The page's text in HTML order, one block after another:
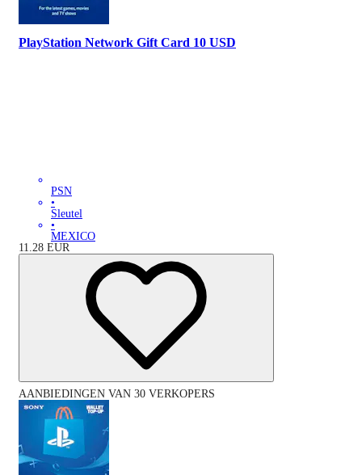
PlayStation Network Gift Card 10 USD
PSN
•
Sleutel
•
MEXICO
11.28 EUR
AANBIEDINGEN VAN 30 VERKOPERS